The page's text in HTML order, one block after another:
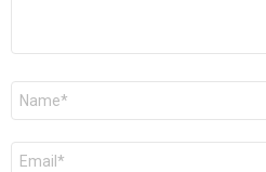
Nome
E-
mail